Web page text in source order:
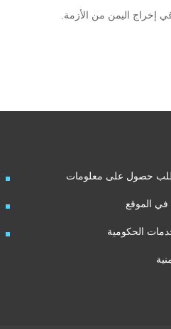
إخراج اليمن من الأزمة.
حصول على معلومات
الموقع
الحكومية